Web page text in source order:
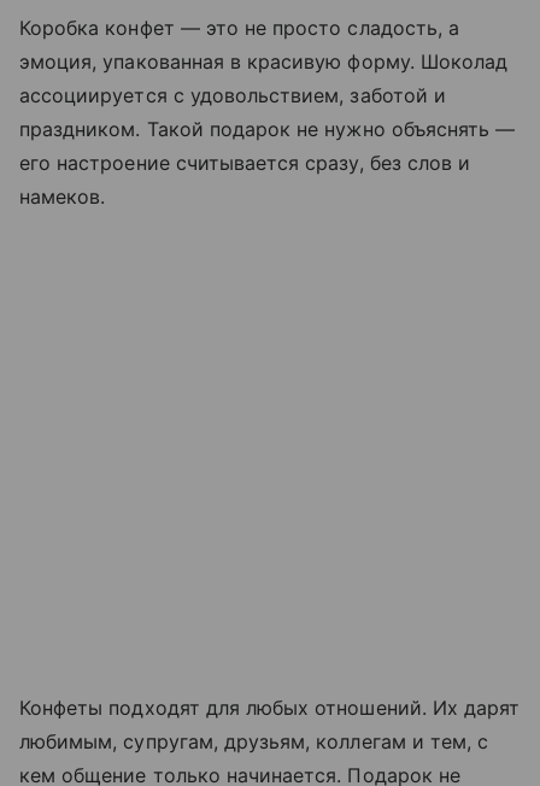
Коробка конфет — это не просто сладость, а
эмоция, упакованная в красивую форму. Шоколад
ассоциируется с удовольствием, заботой и
праздником. Такой подарок не нужно объяснять —
его настроение считывается сразу, без слов и
намеков.
Конфеты подходят для любых отношений. Их дарят
любимым, супругам, друзьям, коллегам и тем, с
кем общение только начинается. Подарок не